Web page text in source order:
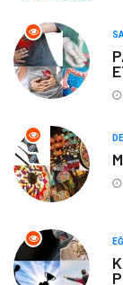
Keyif ve Hobi
Moda
Anne Çocuk
Aksesuar
Spor